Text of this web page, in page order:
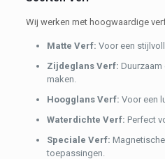
Wij werken met hoogwaardige
Matte Verf: Voor een
Zijdeglans Verf:
maken.
Hoogglans Verf: Voor een
Waterdichte Verf: Perfect
Speciale Verf:
toepassingen.